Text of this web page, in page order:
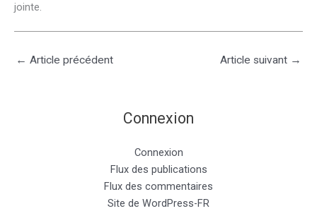
jointe.
← Article précédent Article suivant →
Connexion
Connexion
Flux des publications
Flux des commentaires
Site de WordPress-FR